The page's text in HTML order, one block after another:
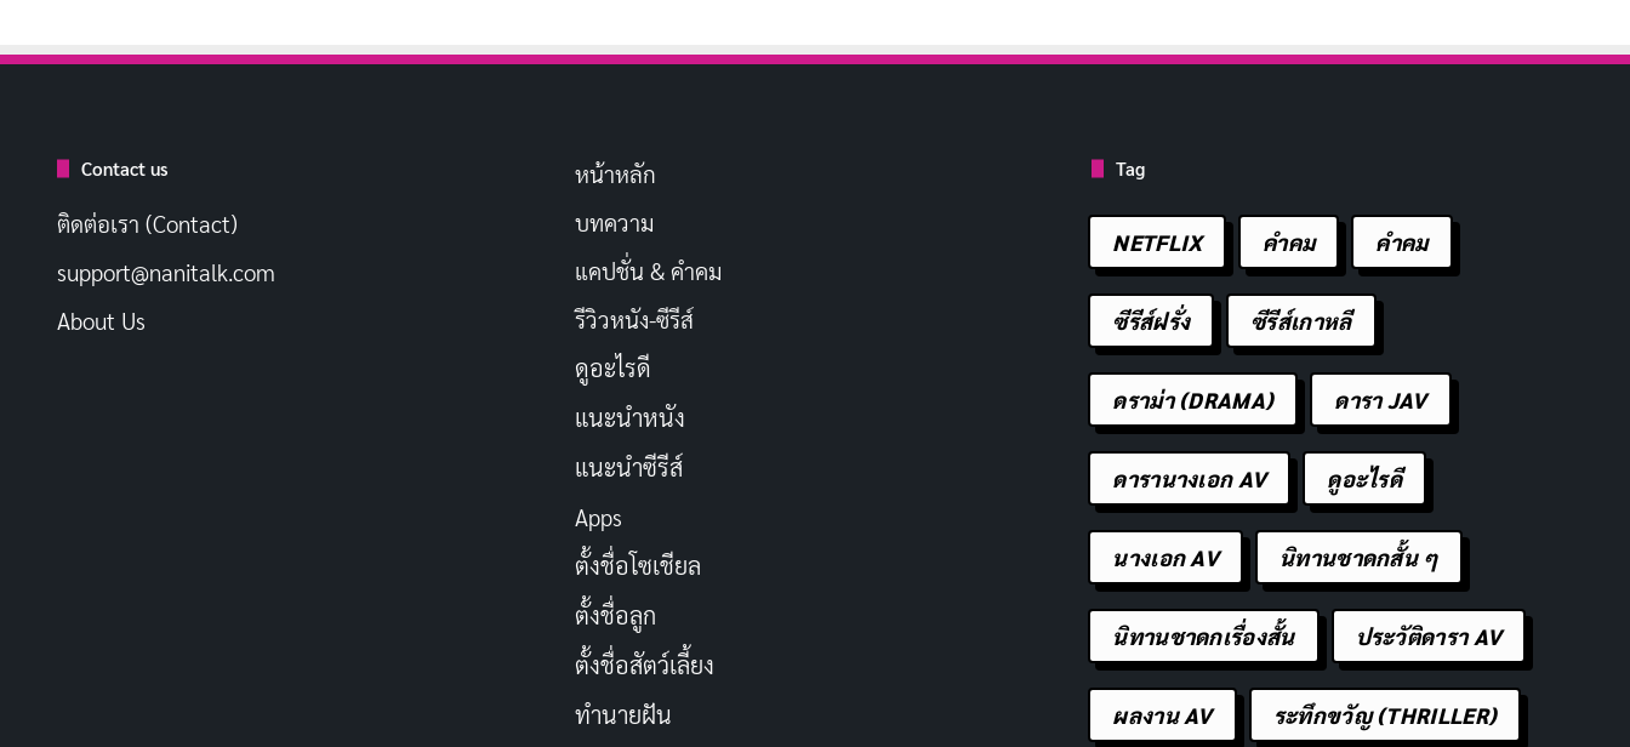
Contact us
ติดต่อเรา (Contact)
support@nanitalk.com
About Us
หน้าหลัก
บทความ
แคปชั่น & คำคม
รีวิวหนัง-ซีรีส์
ดูอะไรดี
แนะนำหนัง
แนะนำซีรีส์
Apps
ตั้งชื่อโซเชียล
ตั้งชื่อลูก
ตั้งชื่อสัตว์เลี้ยง
ทำนายฝัน
Tag
NETFLIX คำคม คําคม
ซีรีส์ฝรั่ง ซีรีส์เกาหลี
ดราม่า (DRAMA) ดารา JAV
ดารานางเอก AV ดูอะไรดี
นางเอก AV นิทานชาดกสั้น ๆ
นิทานชาดกเรื่องสั้น ประวัติดารา AV
ผลงาน AV ระทึกขวัญ (THRILLER)